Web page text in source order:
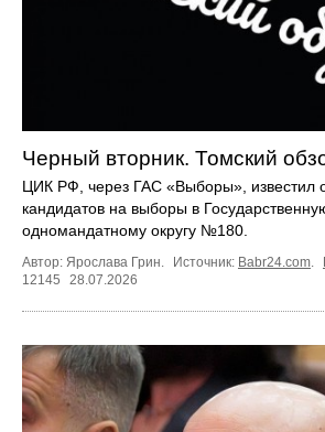
Черный вторник. Томский
ЦИК РФ, через ГАС «Выборы», известил
кандидатов на выборы в
одномандатному округу №180.
Автор: Ярослава Грин. Источник: Babr24.com.
12145
28.07.2026